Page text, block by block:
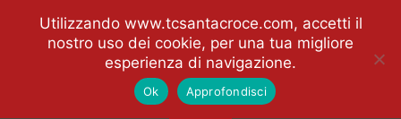
Utilizzando www.tcsantacroce.com, accetti il
nostro uso dei cookie, per una tua migliore
esperienza di navigazione.
Ok Approfondisci